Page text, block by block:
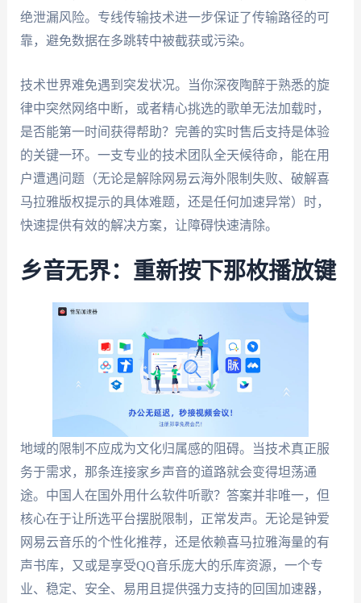
绝泄漏风险。专线传输技术进一步保证了传输路径的可
靠，避免数据在多跳转中被截获或污染。
技术世界难免遇到突发状况。当你深夜陶醉于熟悉的旋
律中突然网络中断，或者精心挑选的歌单无法加载时，
是否能第一时间获得帮助？完善的实时售后支持是体验
的关键一环。一支专业的技术团队全天候待命，能在用
户遭遇问题（无论是解除网易云海外限制失败、破解喜
马拉雅版权提示的具体难题，还是任何加速异常）时，
快速提供有效的解决方案，让障碍快速清除。
乡音无界：重新按下那枚播放键
地域的限制不应成为文化归属感的阻碍。当技术真正服
务于需求，那条连接家乡声音的道路就会变得坦荡通
途。中国人在国外用什么软件听歌？答案并非唯一，但
核心在于让所选平台摆脱限制，正常发声。无论是钟爱
网易云音乐的个性化推荐，还是依赖喜马拉雅海量的有
声书库，又或是享受QQ音乐庞大的乐库资源，一个专
业、稳定、安全、易用且提供强力支持的回国加速器，